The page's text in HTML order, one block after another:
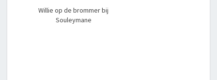
Willie op de brommer bij
Souleymane